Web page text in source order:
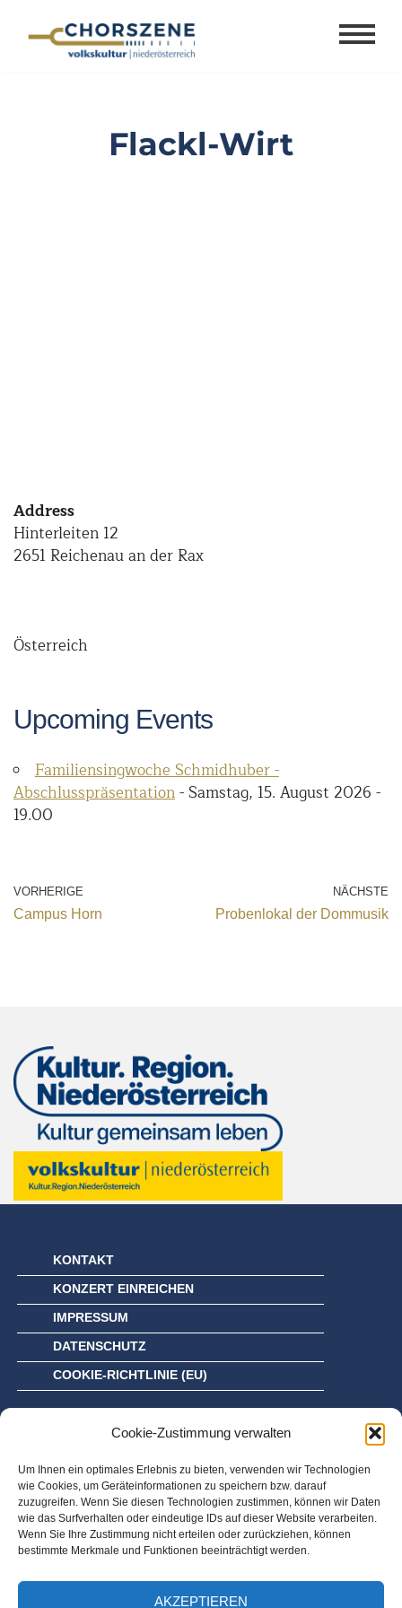
Cookie-Zustimmung verwalten
Um Ihnen ein optimales Erlebnis zu bieten, verwenden wir Technologien
wie Cookies, um Geräteinformationen zu speichern bzw. darauf
zuzugreifen. Wenn Sie diesen Technologien zustimmen, können wir Daten
wie das Surfverhalten oder eindeutige IDs auf dieser Website verarbeiten.
Wenn Sie Ihre Zustimmung nicht erteilen oder zurückziehen, können
bestimmte Merkmale und Funktionen beeinträchtigt werden.
AKZEPTIEREN
Flackl-Wirt
Address
Hinterleiten 12
2651 Reichenau an der Rax
Österreich
Upcoming Events
Familiensingwoche Schmidhuber -
Abschlusspräsentation- Samstag, 15. August 2026 -
19.00
VORHERIGE
Campus Horn
NÄCHSTE
Probenlokal der Dommusik
KONTAKT
KONZERT EINREICHEN
IMPRESSUM
DATENSCHUTZ
COOKIE-RICHTLINIE (EU)